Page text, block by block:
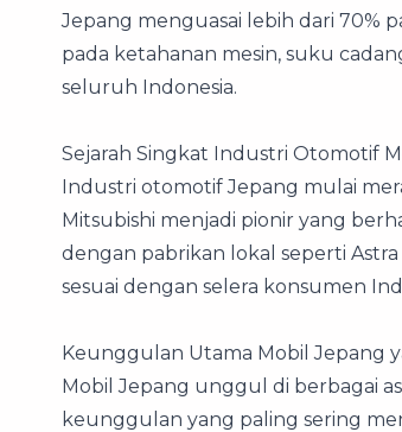
Jepang menguasai lebih dari 70%
pada ketahanan mesin, suku
seluruh Indonesia.
Sejarah Singkat Industri Otomotif
Industri otomotif Jepang mulai
Mitsubishi menjadi pionir yang
dengan pabrikan lokal seperti
sesuai dengan selera konsumen
Keunggulan Utama Mobil Jepang
Mobil Jepang unggul di berbagai
keunggulan yang paling sering